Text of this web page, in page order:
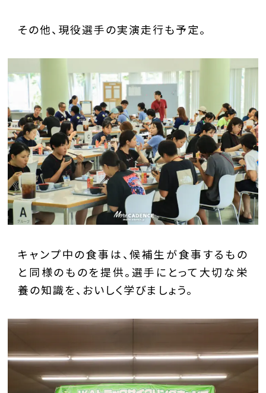
その他、現役選手の実演走行も予定。
キャンプ中の食事は、候補生が食事するもの
と同様のものを提供。選手にとって大切な栄
養の知識を、おいしく学びましょう。